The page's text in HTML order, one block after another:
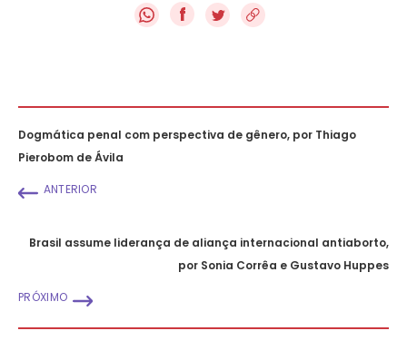
f
Dogmática penal com perspectiva de gênero, por Thiago
Pierobom de Ávila
ANTERIOR
Brasil assume liderança de aliança internacional antiaborto,
por Sonia Corrêa e Gustavo Huppes
PRÓXIMO